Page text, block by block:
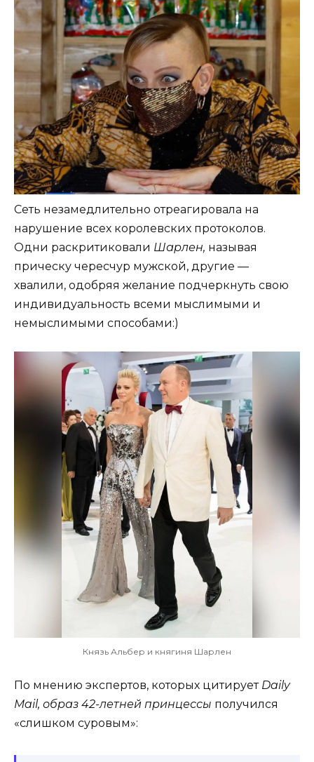
Сеть незамедлительно отреагировала на
нарушение всех королевских протоколов.
Одни раскритиковали Шарлен, называя
прическу чересчур мужской, другие —
хвалили, одобряя желание подчеркнуть свою
индивидуальность всеми мыслимыми и
немыслимыми способами:)
Князь Альбер и княгиня Шарлен
По мнению экспертов, которых цитирует Daily
Mail, образ 42-летней принцессы получился
«слишком суровым»: